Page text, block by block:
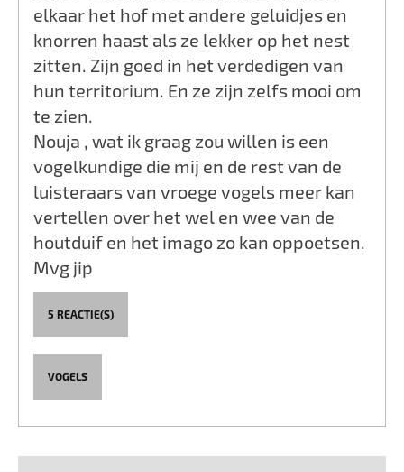
elkaar het hof met andere geluidjes en
knorren haast als ze lekker op het nest
zitten. Zijn goed in het verdedigen van
hun territorium. En ze zijn zelfs mooi om
te zien.
Nouja , wat ik graag zou willen is een
vogelkundige die mij en de rest van de
luisteraars van vroege vogels meer kan
vertellen over het wel en wee van de
houtduif en het imago zo kan oppoetsen.
Mvg jip
5 REACTIE(S)
VOGELS